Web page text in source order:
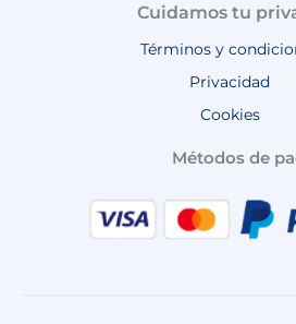
Cuidamos tu
Términos y
Privacidad
Cookies
Métodos de